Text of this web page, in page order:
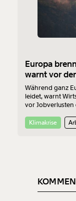
Europa
Während ganz
leidet, warnt
vor Jobverlusten
falsch.
Klimakrise